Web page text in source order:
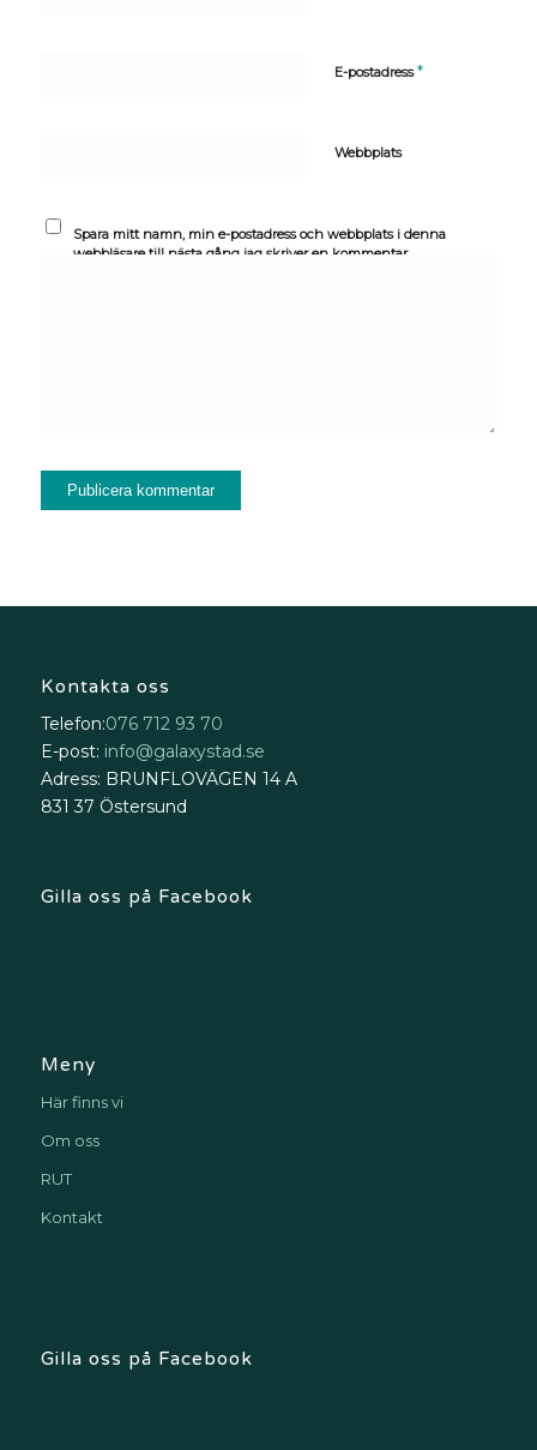
E-postadress*
Webbplats
Spara mitt namn, min e-postadress och webbplats i denna
webbläsare till nästa gång jag skriver en kommentar.
Kontakta oss
Telefon:076 712 93 70
E-post: info@galaxystad.se
Adress: BRUNFLOVÄGEN 14 A
831 37 Östersund
Gilla oss på Facebook
Meny
Här finns vi
Om oss
RUT
Kontakt
Gilla oss på Facebook